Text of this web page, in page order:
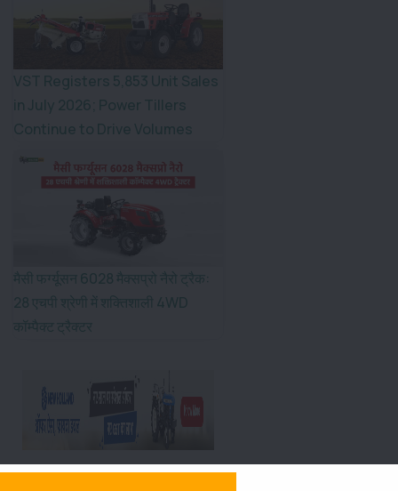
VST Registers 5,853 Unit Sales
in July 2026; Power Tillers
Continue to Drive Volumes
मैसी फर्ग्यूसन 6028 मैक्सप्रो नैरो ट्रैक:
28 एचपी श्रेणी में शक्तिशाली 4WD
कॉम्पैक्ट ट्रैक्टर